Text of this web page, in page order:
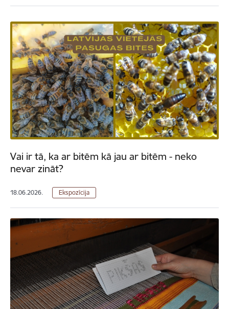
Vai ir tā, ka ar bitēm kā jau ar bitēm - neko
nevar zināt?
18.06.2026. Ekspozīcija